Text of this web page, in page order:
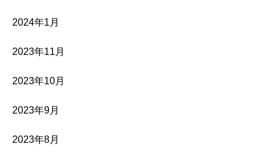
2024年1月
2023年11月
2023年10月
2023年9月
2023年8月